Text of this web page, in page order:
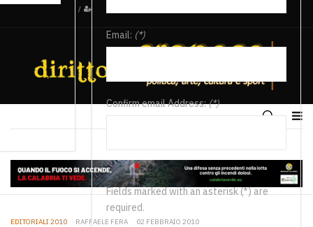
/
Email: (*)
Confirm email Address:(*)
Fields marked with an asterisk (*) are
required.
EDITORIALI 2010 RAFFAELE FERA 02 FEBBRAIO 2010